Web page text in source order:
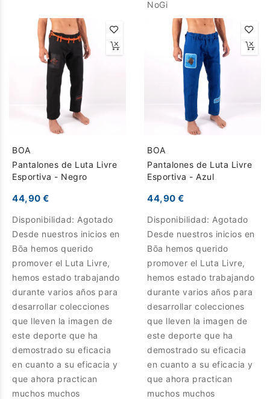
NoGi
BOA
Pantalones de Luta Livre
Esportiva - Negro
44,90 €
Disponibilidad: Agotado
Desde nuestros inicios en
Bōa hemos querido
promover el Luta Livre,
hemos estado trabajando
durante varios años para
desarrollar colecciones
que lleven la imagen de
este deporte que ha
demostrado su eficacia
en cuanto a su eficacia y
que ahora practican
muchos muchos
BOA
Pantalones de Luta Livre
Esportiva - Azul
44,90 €
Disponibilidad: Agotado
Desde nuestros inicios en
Bōa hemos querido
promover el Luta Livre,
hemos estado trabajando
durante varios años para
desarrollar colecciones
que lleven la imagen de
este deporte que ha
demostrado su eficacia
en cuanto a su eficacia y
que ahora practican
muchos muchos